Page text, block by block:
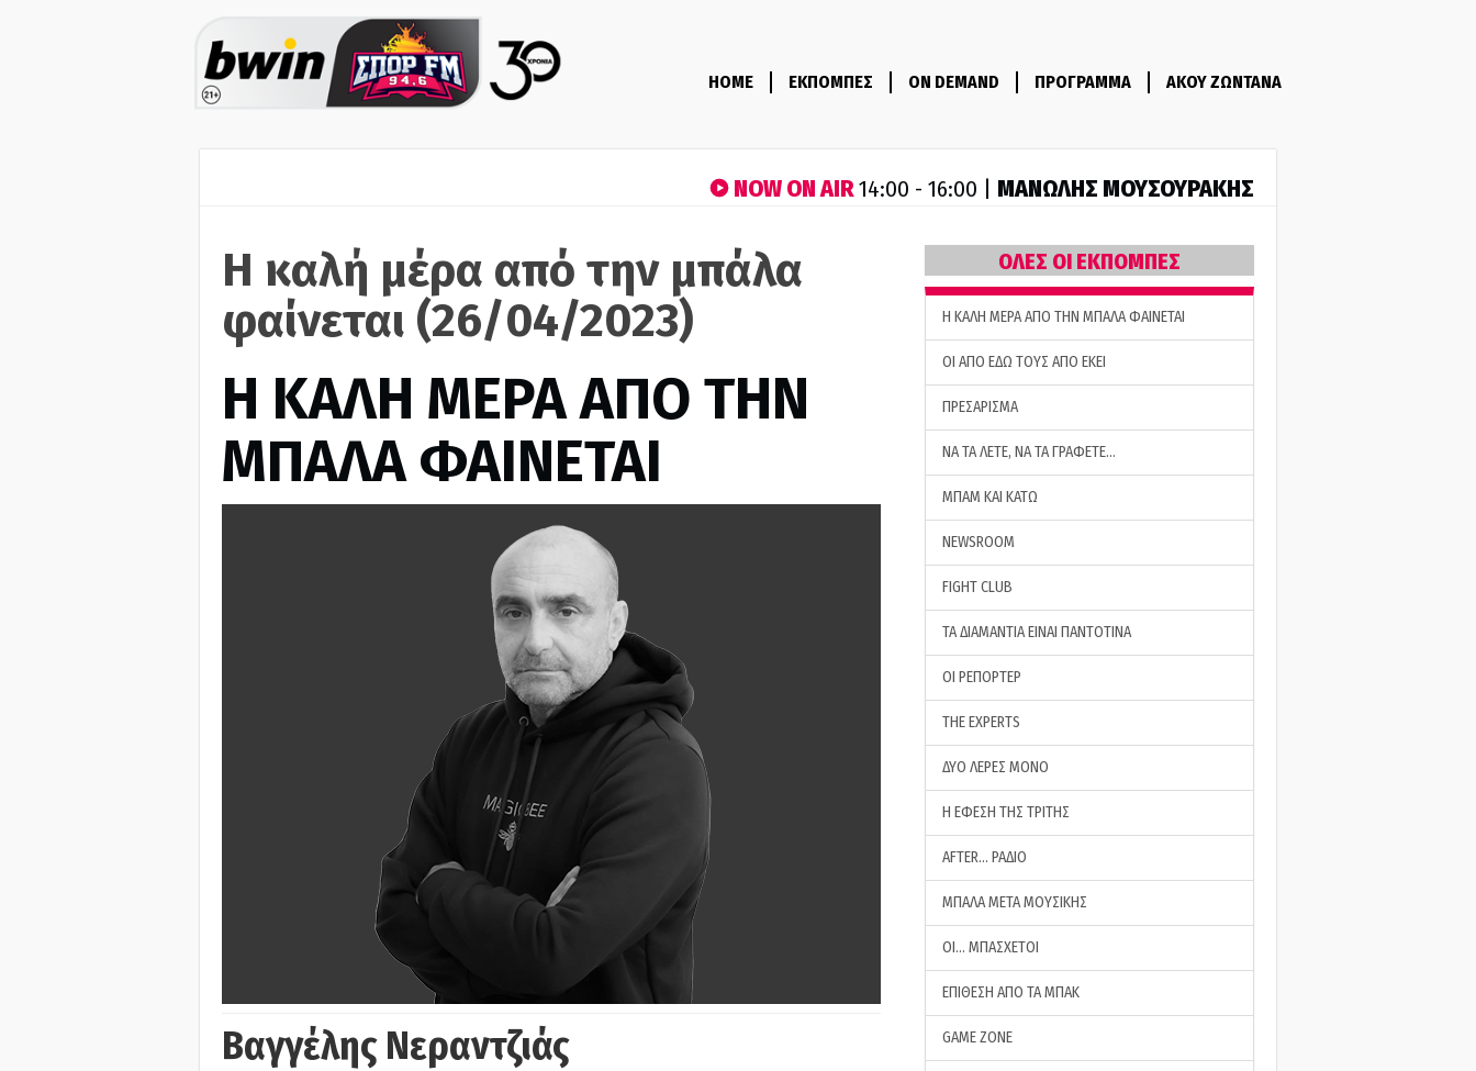
HOME ΕΚΠΟΜΠΕΣ ON DEMAND ΠΡΟΓΡΑΜΜΑ ΑΚΟΥ ΖΩΝΤΑΝΑ
NOW ON AIR14:00 - 16:00 | ΜΑΝΩΛΗΣ ΜΟΥΣΟΥΡΑΚΗΣ
Η καλή μέρα από την μπάλα
φαίνεται (26/04/2023)
H ΚΑΛΗ ΜΕΡΑ ΑΠΟ ΤΗΝ
ΜΠΑΛΑ ΦΑΙΝΕΤΑΙ
Βαγγέλης Νεραντζιάς
ΟΛΕΣ ΟΙ ΕΚΠΟΜΠΕΣ
H ΚΑΛΗ ΜΕΡΑ ΑΠΟ ΤΗΝ ΜΠΑΛΑ ΦΑΙΝΕΤΑΙ
ΟΙ ΑΠΟ ΕΔΩ ΤΟΥΣ ΑΠΟ ΕΚΕΙ
ΠΡΕΣΑΡΙΣΜΑ
ΝΑ ΤΑ ΛΕΤΕ, ΝΑ ΤΑ ΓΡΑΦΕΤΕ…
ΜΠΑΜ ΚΑΙ ΚΑΤΩ
NEWSROOM
FIGHT CLUB
ΤΑ ΔΙΑΜΑΝΤΙΑ ΕΙΝΑΙ ΠΑΝΤΟΤΙΝΑ
ΟΙ ΡΕΠΟΡΤΕΡ
THE EXPERTS
ΔΥΟ ΛΕΡΕΣ ΜΟΝΟ
Η ΕΦΕΣΗ ΤΗΣ ΤΡΙΤΗΣ
AFTER… ΡΑΔΙΟ
ΜΠΑΛΑ ΜΕΤΑ ΜΟΥΣΙΚΗΣ
ΟΙ… ΜΠΑΣΧΕΤΟΙ
ΕΠΙΘΕΣΗ ΑΠΟ ΤΑ ΜΠΑΚ
GAME ZONE